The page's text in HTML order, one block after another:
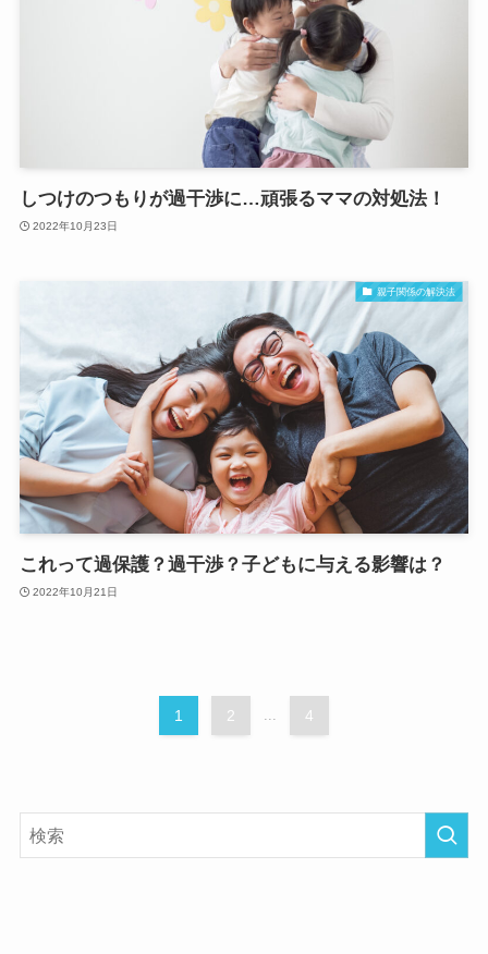
しつけのつもりが過干渉に…頑張るママの対処法！
2022年10月23日
親子関係の解決法
これって過保護？過干渉？子どもに与える影響は？
2022年10月21日
1 2 ... 4